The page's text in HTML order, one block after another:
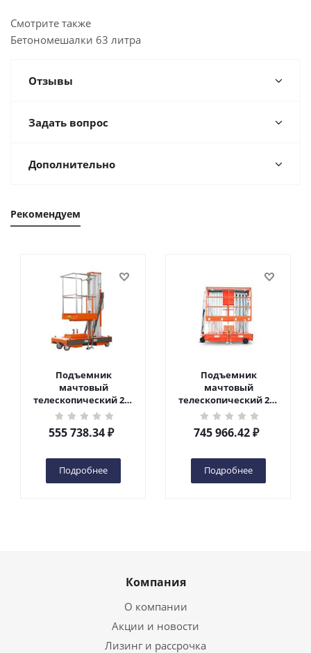
Смотрите также
Бетономешалки 63 литра
Отзывы
Задать вопрос
Дополнительно
Рекомендуем
Подъемник
мачтовый
телескопический 200
кг 6 м TOR GTWY6-200S
DC 2-мачтовый
(автономный) (G) в
555 738.34₽
Подробнее
Подъемник
мачтовый
телескопический 200
кг 10 м TOR GTWY10-
200S DC 2-мачтовый
(автономный) (N) в
745 966.42₽
Подробнее
Компания
О компании
Акции и новости
Лизинг и рассрочка